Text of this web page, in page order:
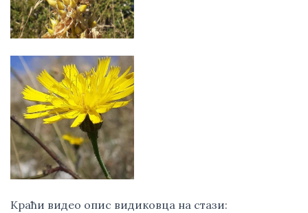
Краћи видео опис видиковца на стази: